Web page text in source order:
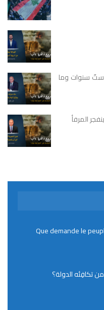
ستّ سنوات وما
المرفأ
تكافِئه الدولة؟